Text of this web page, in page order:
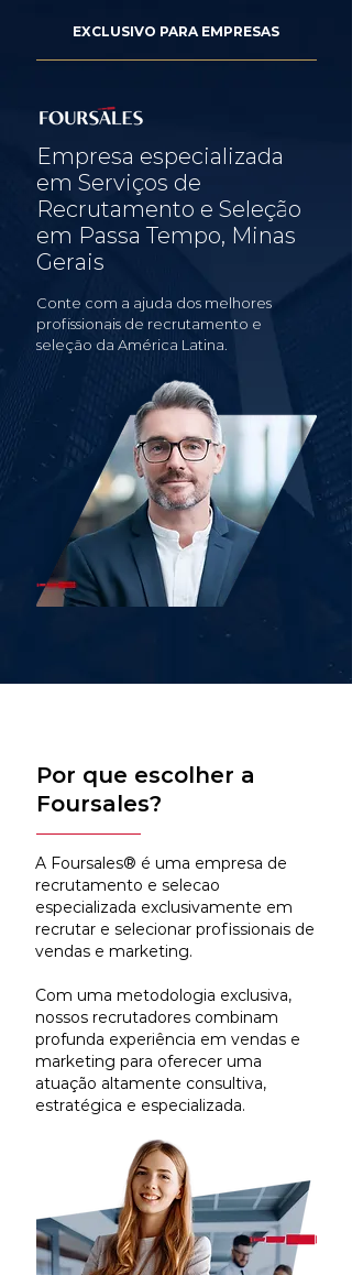
EXCLUSIVO PARA EMPRESAS
Empresa especializada
em Serviços de
Recrutamento e Seleção
em Passa Tempo, Minas
Gerais
Conte com a ajuda dos melhores
profissionais de recrutamento e
seleção da América Latina.
Por que escolher a
Foursales?
A Foursales® é uma empresa de
recrutamento e selecao
especializada exclusivamente em
recrutar e selecionar profissionais de
vendas e marketing.
Com uma metodologia exclusiva,
nossos recrutadores combinam
profunda experiência em vendas e
marketing para oferecer uma
atuação altamente consultiva,
estratégica e especializada.